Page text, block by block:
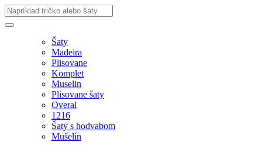
Šaty
Madeira
Plisovane
Komplet
Muselin
Plisovane šaty
Overal
1216
Šaty s hodvabom
Mušelín